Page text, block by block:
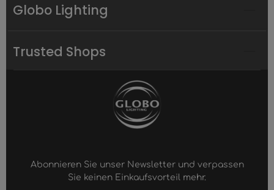
Globo Lighting
Trusted Shops
Abonnieren Sie unser Newsletter und verpassen
Sie keinen Einkaufsvorteil mehr.